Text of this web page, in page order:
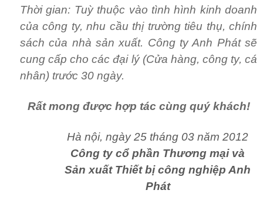
Thời gian: Tuỳ thuộc vào tình hình kinh doanh
của công ty, nhu cầu thị trường tiêu thụ, chính
sách của nhà sản xuất. Công ty Anh Phát sẽ
cung cấp cho các đại lý (Cửa hàng, công ty, cá
nhân) trước 30 ngày.
Rất mong được hợp tác cùng quý khách!
Hà nội, ngày 25 tháng 03 năm 2012
Công ty cổ phần Thương mại và
Sản xuất Thiết bị công nghiệp Anh
Phát